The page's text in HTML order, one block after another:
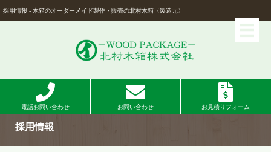
採用情報 - 木箱のオーダーメイド製作・販売の北村木箱〈製造元〉
電話お問い合わせ お問い合わせ お見積りフォーム
採用情報